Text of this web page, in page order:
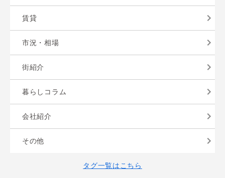
賃貸
市況・相場
街紹介
暮らしコラム
会社紹介
その他
タグ一覧はこちら